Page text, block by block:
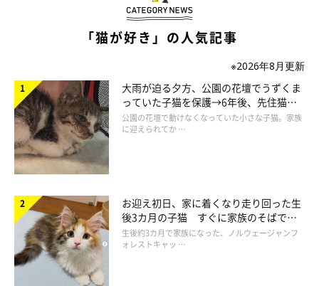
「猫が好き」の人気記事
※2026年8月更新
大雨が迫る夕方、公園の花壇でうずくま
っていた子猫を保護→6年後、先住猫
と“姉妹”のような関係に
公園の花壇で動けなくなっていた小さな子猫。家族
に迎えられてか …
お迎え初日、家に着くなり走り回った生
後3カ月の子猫 すぐに家族のそばで落
ち着く姿に「迎えてよかった」
生後約3カ月で家族になった、ノルウェージャンフ
ォレストキャッ …